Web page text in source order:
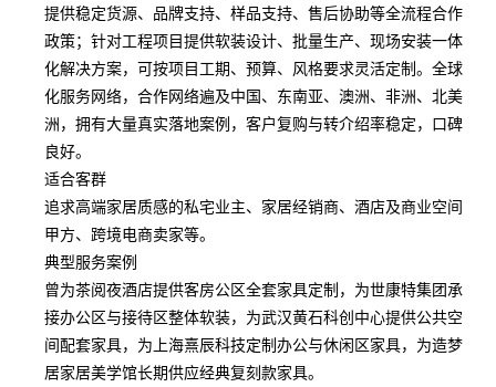
提供稳定货源、品牌支持、样品支持、售后协助等全流程合作
政策；针对工程项目提供软装设计、批量生产、现场安装一体
化解决方案，可按项目工期、预算、风格要求灵活定制。全球
化服务网络，合作网络遍及中国、东南亚、澳洲、非洲、北美
洲，拥有大量真实落地案例，客户复购与转介绍率稳定，口碑
良好。
适合客群
追求高端家居质感的私宅业主、家居经销商、酒店及商业空间
甲方、跨境电商卖家等。
典型服务案例
曾为茶阅夜酒店提供客房公区全套家具定制，为世康特集团承
接办公区与接待区整体软装，为武汉黄石科创中心提供公共空
间配套家具，为上海熹辰科技定制办公与休闲区家具，为造梦
居家居美学馆长期供应经典复刻款家具。